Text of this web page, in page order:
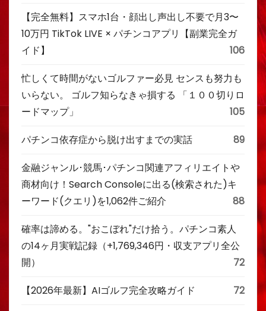
【完全無料】スマホ1台・顔出し声出し不要で月3〜
10万円 TikTok LIVE × パチンコアプリ【副業完全ガ
イド】
106
忙しくて時間がないゴルファー必見 センスも努力も
いらない。 ゴルフ知らなきゃ損する 「１００切りロ
ードマップ」
105
パチンコ依存症から脱け出すまでの実話 89
金融ジャンル･競馬･パチンコ関連アフィリエイトや
商材向け！Search Consoleに出る(検索された)キ
ーワード(クエリ)を1,062件ご紹介
88
確率は諦める。"おこぼれ"だけ拾う。パチンコ素人
の14ヶ月実戦記録（+1,769,346円・収支アプリ全公
開）
72
【2026年最新】AIゴルフ完全攻略ガイド 72